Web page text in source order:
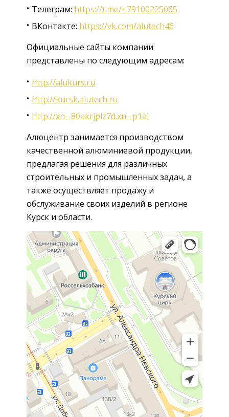
Телеграм: https://t.me/+79100225065
ВКонтакте: https://vk.com/alutech46
Официальные сайты компании
представлены по следующим адресам:
http://alukurs.ru
http://kursk.alutech.ru
http://xn--80akrjplz7d.xn--p1ai
Алюцентр занимается производством
качественной алюминиевой продукции,
предлагая решения для различных
строительных и промышленных задач, а
также осуществляет продажу и
обслуживание своих изделий в регионе
Курск и области.